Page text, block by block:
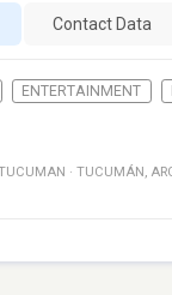
Contact Data
ENTERTAINMENT
· TUCUMÁN ,